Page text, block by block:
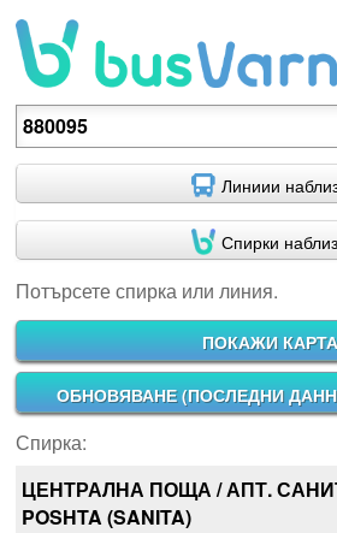
Потърсете спирка или линия.
Линиии
Спирки
Потърсете спирка или линия.
ПОКАЖИ КАРТА
ОБНОВЯВАНЕ (ПОСЛЕДНИ
Спирка:
ЦЕНТРАЛНА ПОЩА / АПТ.
POSHTA (SANITA)